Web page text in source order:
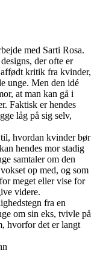
med Sarti Rosa.
der ofte er
kritik fra kvinder,
unge. Men den idé
at man kan gå i
Faktisk er hendes
låg på sig selv,
hvordan kvinder bør
hendes mor stadig
samtaler om den
op med, og som
meget eller vise for
videre.
fra en
om sin eks, tvivle på
hvorfor det er langt